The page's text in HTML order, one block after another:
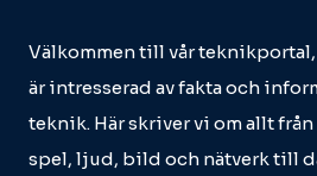
Välkommen till vår
är intresserad av fakta och
teknik. Här skriver vi om allt
spel, ljud, bild och nätverk till